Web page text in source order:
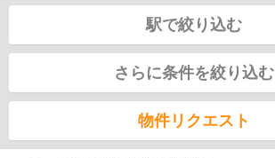
駅で絞り込む
さらに条件を絞り込む
物件リクエスト